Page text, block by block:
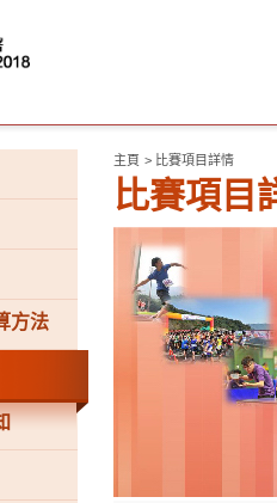
方法
主頁 > 比賽項目詳情
比賽項目